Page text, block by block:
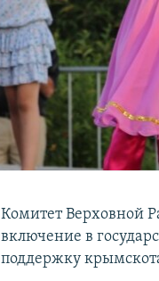
Комитет Верховной
включение в
поддержку